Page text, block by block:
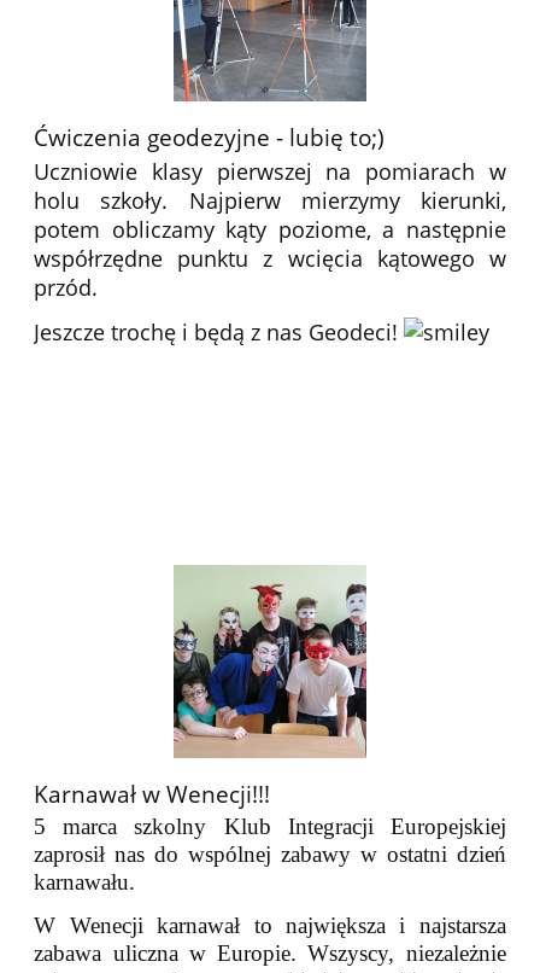
Ćwiczenia geodezyjne - lubię to;)
Uczniowie klasy pierwszej na pomiarach w
holu szkoły. Najpierw mierzymy kierunki,
potem obliczamy kąty poziome, a następnie
współrzędne punktu z wcięcia kątowego w
przód.
Jeszcze trochę i będą z nas Geodeci!
Karnawał w Wenecji!!!
5 marca szkolny Klub Integracji Europejskiej
zaprosił nas do wspólnej zabawy w ostatni dzień
karnawału.
W Wenecji karnawał to największa i najstarsza
zabawa uliczna w Europie. Wszyscy, niezależnie